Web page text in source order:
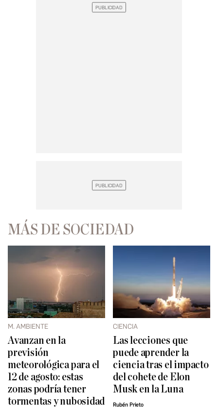
MÁS DE SOCIEDAD
M. AMBIENTE
Avanzan en la
previsión
meteorológica para el
12 de agosto: estas
zonas podría tener
tormentas y nubosidad
CIENCIA
Las lecciones que
puede aprender la
ciencia tras el impacto
del cohete de Elon
Musk en la Luna
Rubén Prieto